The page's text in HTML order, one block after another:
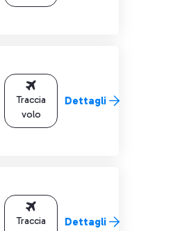
Traccia
volo
Dettagli
Traccia
Dettagli